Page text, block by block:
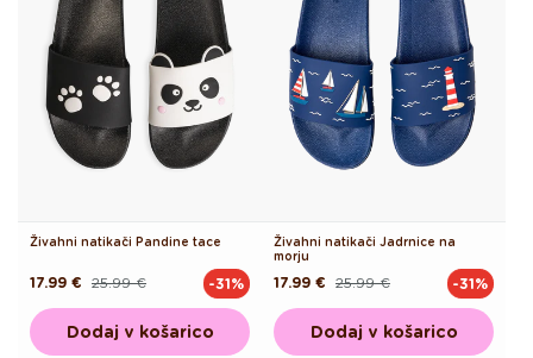
Živahni natikači Pandine tace
Redna
25.99 €
Akcijska
17.99 € -31%
Dodaj v košarico
Živahni natikači Jadrnice na
morju
Redna
25.99 €
Akcijska
17.99 € -31%
Dodaj v košarico